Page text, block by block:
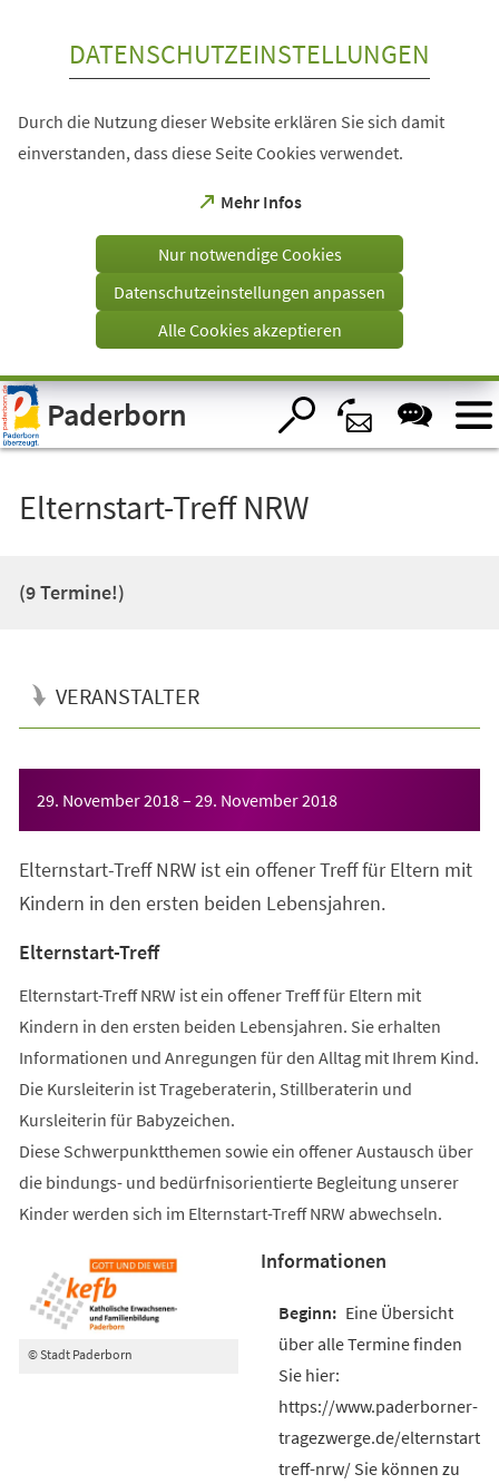
Visuelle
Assistenzsoftware
öffnen.
DATENSCHUTZEINSTELLUNGEN
Durch die Nutzung dieser Website erklären Sie sich damit
einverstanden, dass diese Seite Cookies verwendet.
Mehr Infos
(Öffnet
einem
Tab)
Nur notwendige Cookies
Datenschutzeinstellungen anpassen
Alle Cookies akzeptieren
Paderborn
Elternstart-Treff NRW
(9 Termine!)
VERANSTALTER
29. November 2018– 29. November 2018
Elternstart-Treff NRW ist ein offener Treff für Eltern mit
Kindern in den ersten beiden Lebensjahren.
Elternstart-Treff
Elternstart-Treff NRW ist ein offener Treff für Eltern mit
Kindern in den ersten beiden Lebensjahren. Sie erhalten
Informationen und Anregungen für den Alltag mit Ihrem Kind.
Die Kursleiterin ist Trageberaterin, Stillberaterin und
Kursleiterin für Babyzeichen.
Diese Schwerpunktthemen sowie ein offener Austausch über
die bindungs- und bedürfnisorientierte Begleitung unserer
Kinder werden sich im Elternstart-Treff NRW abwechseln.
© Stadt Paderborn
Informationen
Eine Übersicht
über alle Termine finden
Sie hier:
https://www.paderborner-
tragezwerge.de/elternstart-
treff-nrw/ Sie können zu